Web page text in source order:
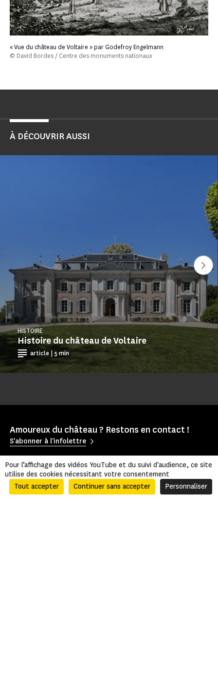
« Vue du château de Voltaire » par Godefroy Engelmann
© David Bordes / Centre des monuments nationaux
À DÉCOUVRIR AUSSI
Histoire du château de Voltaire
HISTOIRE
article | 5 min
Amoureux du château ? Restons en contact !
S'abonner à l'infolettre
Pour les pros
Pour l’affichage des vidéos YouTube et du suivi d'audience, ce site
utilise des cookies nécessitant votre consentement
Tout accepter
Continuer sans accepter Personnaliser